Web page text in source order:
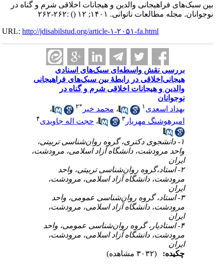
بین سبک‌های فراهیجانی والدین و هیجانات اخلاقی شرم و گناه در
نوجوانان. مجله مطالعات ناتوانی. ۱۴۰۱; ۱۲
() :۲۶۲-۲۶۲
URL:http://jdisabilstud.org/article-۱-۲۰۵۱-fa.html
بررسی نقش واسطه‌ای سبک‌های اسنادی
هیجانی‌اخلاقی در رابطهٔ بین سبک‌های فراهیجانی
والدین و هیجانات اخلاقی شرم و گناه در
نوجوانان
بهداد اسعدی۱ ،محمد خیر ۲
،
امیرهوشنگ مهریار۳ ،حجت اله جاویدی
۱- دانشجوی دکتری، گروه روان‌شناسی تربیتی،
واحد مرودشت، دانشگاه آزاد اسلامی، مرودشت،
ایران
۲- استاد،گروه روان‌شناسی تربیتی، واحد
مرودشت، دانشگاه آزاد اسلامی، مرودشت،
ایران
۳- استاد، گروه روان‌شناسی عمومی، واحد
مرودشت، دانشگاه آزاد اسلامی، مرودشت،
ایران
۴- استادیار، گروه روان‌شناسی عمومی، واحد
مرودشت، دانشگاه آزاد اسلامی، مرودشت،
ایران
چکیده: